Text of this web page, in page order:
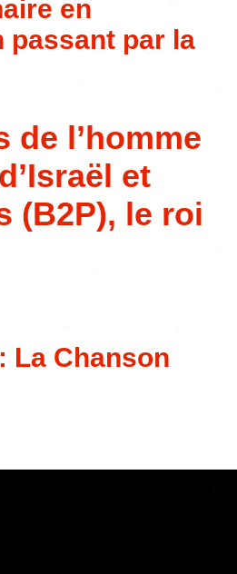
en
passant par la
de l’homme
et
(B2P), le roi
La Chanson